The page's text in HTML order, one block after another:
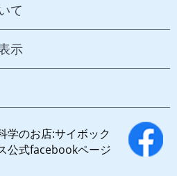
て
示
学のお店:サイボック
公式facebookページ